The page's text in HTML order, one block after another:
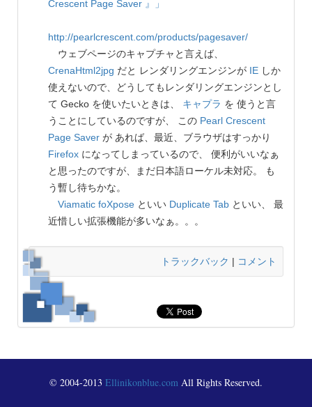
Crescent Page Saver 』」
http://pearlcrescent.com/products/pagesaver/
ウェブページのキャプチャと言えば、
CrenaHtml2jpg だと レンダリングエンジンが IE しか
使えないので、どうしてもレンダリングエンジンとし
て Gecko を使いたいときは、 キャプラ を 使うと言
うことにしているのですが、 この Pearl Crescent
Page Saver が あれば、最近、ブラウザはすっかり
Firefox になってしまっているので、 便利がいいなぁ
と思ったのですが、まだ日本語ローケル未対応。 も
う暫し待ちかな。
Viamatic foXpose といい Duplicate Tab といい、 最
近惜しい拡張機能が多いなぁ。。。
トラックバック | コメント
© 2004-2013 Ellinikonblue.com All Rights Reserved.